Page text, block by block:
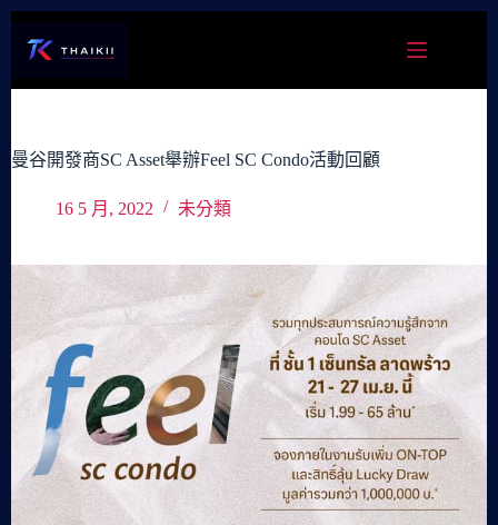
容
曼谷開發商SC Asset舉辦Feel SC Condo活動回顧
16 5 月, 2022 未分類